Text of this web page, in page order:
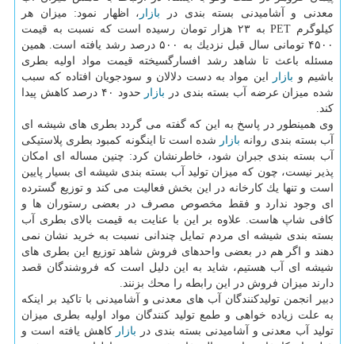
معدنی و آشامیدنی بسته بندی در بازار ، اظهار نمود: میزان هر
كیلوگرم PET به ۲۳ هزار تومان رسیده است كه نسبت به قیمت
۴۵۰۰ تومانی سال قبل نزدیك به ۵۰۰ درصد رشد یافته است. همین
مسئله باعث تا شاهد رشد افسارگسیخته قیمت مواد اولیه بطری
باشیم و بازار
این مواد به دست دلالان و سودجویان افتاده كه سبب
شده میزان عرضه آب بسته بندی در بازار
حدود ۴۰ درصد كاهش پیدا
كند.
وی همینطور در پاسخ به این كه گفته می گردد بطری های شیشه ای
آب بسته بندی روانه بازار شده است تا اینگونه كمبود بطری پلاستیكی
آب بسته بندی جبران شود، خاطرنشان كرد: چنین مساله ای امكان
پذیر نیست، چون كه میزان تولید آب بسته بندی شیشه ای بسیار پایین
است و تنها یك كارخانه در این بخش فعالیت می كند و توزیع گسترده
ای وجود ندارد و فقط مخصوص مصرف در بعضی رستوران ها و
كافی شاپ هاست. علاوه بر این با عنایت به قیمت بالای بطری آب
بسته بندی شیشه ای مردم تمایل چندانی نسبت به خرید نشان نمی
دهند و اگر هم در بعضی واحدهای فروش شاهد توزیع این بطری های
شیشه ای آب هستیم، شاید به این دلیل است كه فروشندگان قصد
دارند میزان فروش در این رابطه را محك بزنند.
دبیر انجمن تولیدكنندگان آب های معدنی و آشامیدنی با تاكید بر اینكه
به علت زیاده خواهی و طمع تولید كنندگان مواد اولیه بطری میزان
تولید آب معدنی و آشامیدنی بسته بندی در بازار كاهش یافته است و